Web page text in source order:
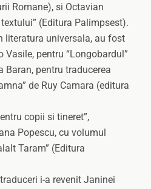
Romane), si Octavian
(Editura Palimpsest).
literatura universala, au fost
pentru “Longobardul”
Baran, pentru traducerea
de Ruy Camara (editura
copii si tineret”,
Popescu, cu volumul
Taram” (Editura
i-a revenit Janinei